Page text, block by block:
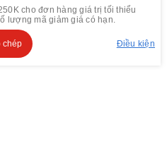
cho đơn hàng giá trị tối thiểu
lượng mã giảm giá có hạn.
chép Điều kiện